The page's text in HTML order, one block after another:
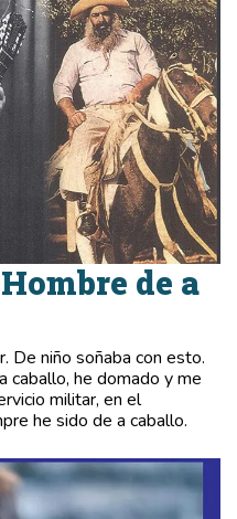
de a
De niño soñaba con esto.
caballo, he domado y me
militar, en el
he sido de a caballo.